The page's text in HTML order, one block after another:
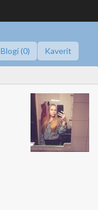
Blogi (0) Kaverit